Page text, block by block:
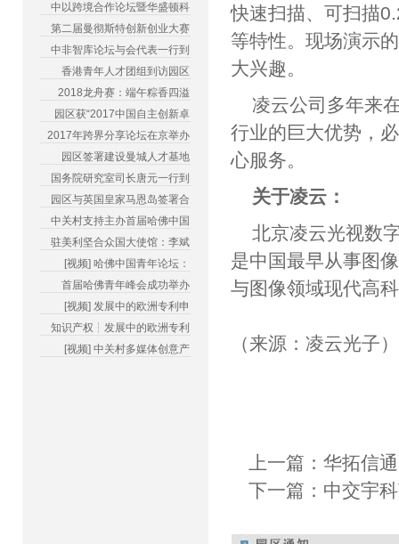
中以跨境合作论坛暨华盛顿科
第二届曼彻斯特创新创业大赛
中非智库论坛与会代表一行到
香港青年人才团组到访园区
2018龙舟赛：端午粽香四溢
园区获“2017中国自主创新卓
2017年跨界分享论坛在京举办
园区签署建设曼城人才基地
国务院研究室司长唐元一行到
园区与英国皇家马恩岛签署合
中关村支持主办首届哈佛中国
驻美利坚合众国大使馆：李斌
[视频] 哈佛中国青年论坛：
首届哈佛青年峰会成功举办
[视频] 发展中的欧洲专利申
知识产权┆发展中的欧洲专利
[视频] 中关村多媒体创意产
快速扫描、可扫描
等特性。现场演示
大兴趣。
凌云公司多年来
行业的巨大优势，
心服务。
关于凌云：
北京凌云光视数
是中国最早从事图
与图像领域现代高
（来源：凌云光子）
上一篇：华拓信
下一篇： 中交宇